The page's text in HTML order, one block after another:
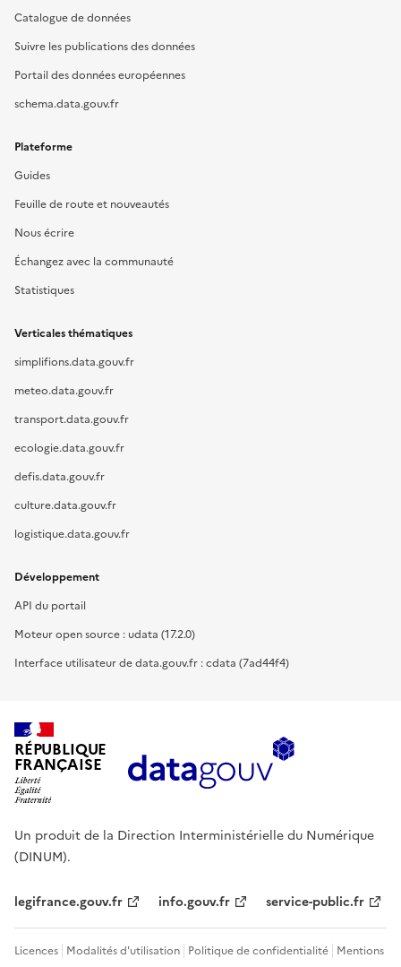
Catalogue de données
Suivre les publications des données
Portail des données européennes
schema.data.gouv.fr
Plateforme
Guides
Feuille de route et nouveautés
Nous écrire
Échangez avec la communauté
Statistiques
Verticales thématiques
simplifions.data.gouv.fr
meteo.data.gouv.fr
transport.data.gouv.fr
ecologie.data.gouv.fr
defis.data.gouv.fr
culture.data.gouv.fr
logistique.data.gouv.fr
Développement
API du portail
Moteur open source : udata (17.2.0)
Interface utilisateur de data.gouv.fr : cdata (7ad44f4)
RÉPUBLIQUE
FRANÇAISE
Un produit de la Direction Interministérielle du Numérique
(DINUM).
legifrance.gouv.fr info.gouv.fr service-public.fr
Licences Modalités d'utilisation Politique de confidentialité Mentions